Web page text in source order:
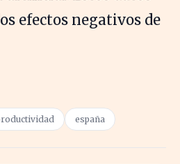
efectos negativos de
españa